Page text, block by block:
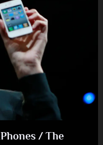
/ The